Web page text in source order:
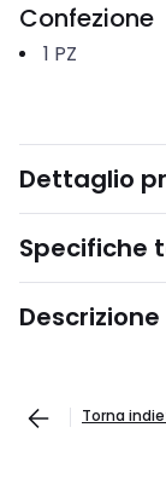
Confezione
1 PZ
Dettaglio
Specifiche
Torna